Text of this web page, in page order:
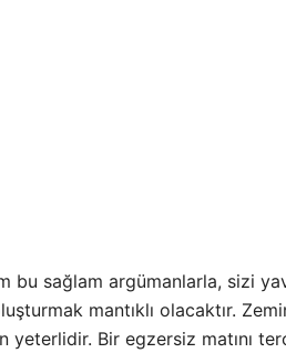
bu sağlam argümanlarla, sizi
mantıklı olacaktır.
yeterlidir. Bir egzersiz matını